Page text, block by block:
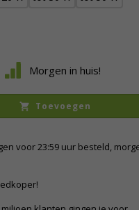
Morgen in huis!
Toevoegen
voor 23:59 uur besteld,